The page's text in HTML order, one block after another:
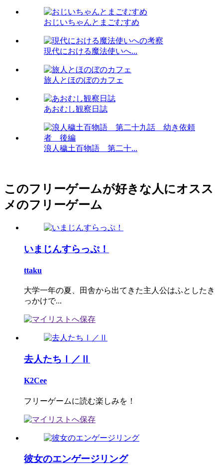
おじいちゃんとまごむすめ
現代における魔法使いへ...
旅人とほのぼのカフェ
あおむし観察日誌
浪人穢土百物語 第二十...
このフリーゲームが好きな人にオスス
メのフリーゲーム
いまじんすらっぷ！
ttaku
大学一年の夏、田舎から出てきた主人公はふとしたき
っかけで...
去人たちⅠ／Ⅱ
K2Cee
フリーゲームに読む楽しみを！
彼女のエンゲージリング